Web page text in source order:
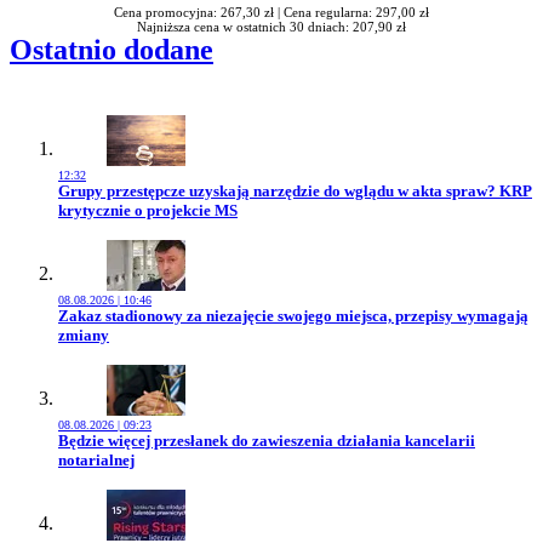
Cena promocyjna: 267,30 zł | Cena regularna: 297,00 zł
Najniższa cena w ostatnich 30 dniach: 207,90 zł
Ostatnio dodane
12:32
Przejdź do artykułu:
Grupy przestępcze uzyskają narzędzie do wglądu w akta spraw? KRP
krytycznie o projekcie MS
08.08.2026 | 10:46
Przejdź do artykułu:
Zakaz stadionowy za niezajęcie swojego miejsca, przepisy wymagają
zmiany
08.08.2026 | 09:23
Przejdź do artykułu:
Będzie więcej przesłanek do zawieszenia działania kancelarii
notarialnej